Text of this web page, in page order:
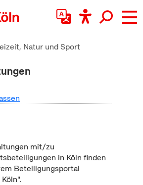
Natur und Sport
mit/zu
in Köln finden
Beteiligungsportal